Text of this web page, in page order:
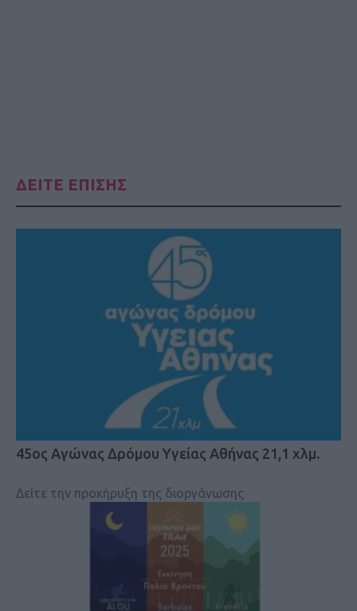
ΔΕΙΤΕ ΕΠΙΣΗΣ
45ος Αγώνας Δρόμου Υγείας Αθήνας 21,1 χλμ.
Δείτε την προκήρυξη της διοργάνωσης